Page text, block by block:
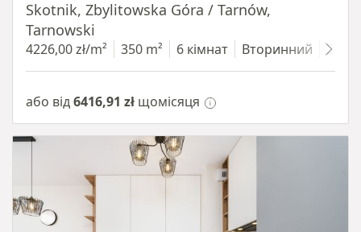
Skotnik, Zbylitowska Góra / Tarnów,
Tarnowski
4226,00 zł/m² 350 m² 6 кімнат Вторинний 2200
або від6416,91 zł щомісяця